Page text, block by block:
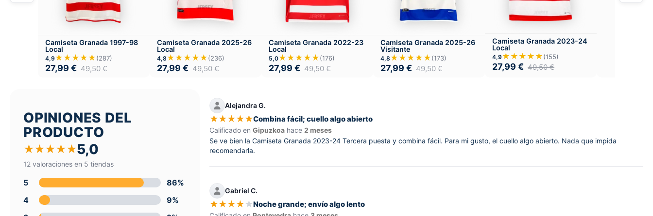
Camiseta Granada 1997-98
Local
4,9 ★★★★★(287)
27,99 € 49,50€
Camiseta Granada 2025-26
Local
4,8 ★★★★★(236)
27,99 € 49,50€
Camiseta Granada 2022-23
Local
5,0★★★★★(176)
27,99 € 49,50€
Camiseta Granada 2025-26
Visitante
4,8 ★★★★★(173)
27,99 € 49,50€
Camiseta Granada 2023-24
Local
4,9 ★★★★★(155)
27,99 € 49,50€
OPINIONES DEL
PRODUCTO
★★★★★5,0
12 valoraciones en 5 tiendas
5
86%
4
9%
Alejandra G.
★★★★★Combina fácil; cuello algo abierto
Calificado enGipuzkoa hace2 meses
Se ve bien la Camiseta Granada 2023-24 Tercera puesta y combina fácil. Para mi gusto, el cuello algo abierto. Nada que impida
recomendarla.
Gabriel C.
★★★★★Noche grande; envío algo lento